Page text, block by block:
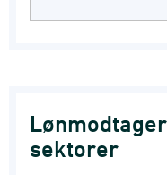
sektorer